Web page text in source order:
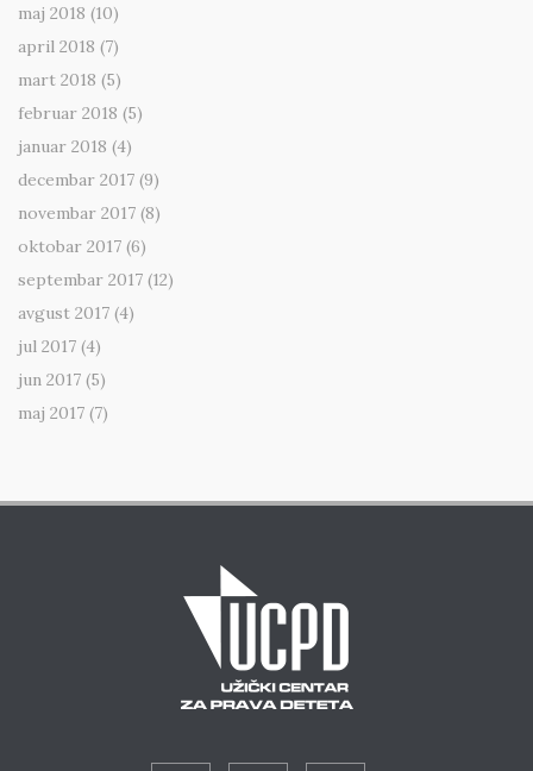
maj 2018 (10)
april 2018 (7)
mart 2018 (5)
februar 2018 (5)
januar 2018 (4)
decembar 2017 (9)
novembar 2017 (8)
oktobar 2017 (6)
septembar 2017 (12)
avgust 2017 (4)
jul 2017 (4)
jun 2017 (5)
maj 2017 (7)